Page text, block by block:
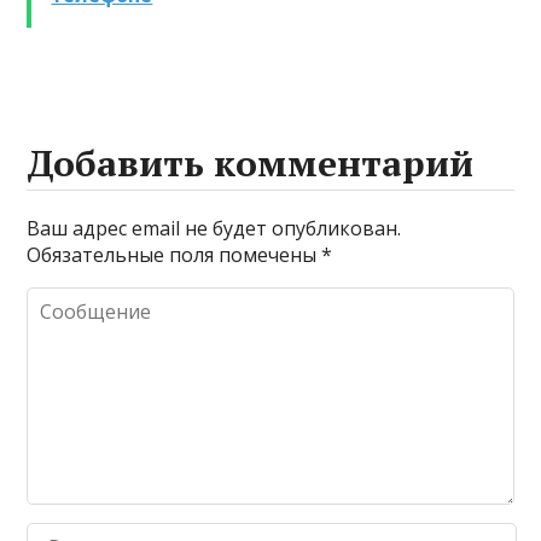
Добавить комментарий
Ваш адрес email не будет опубликован.
Обязательные поля помечены*